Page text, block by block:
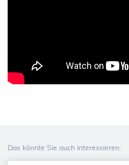
Das könnte Sie auch interessieren: